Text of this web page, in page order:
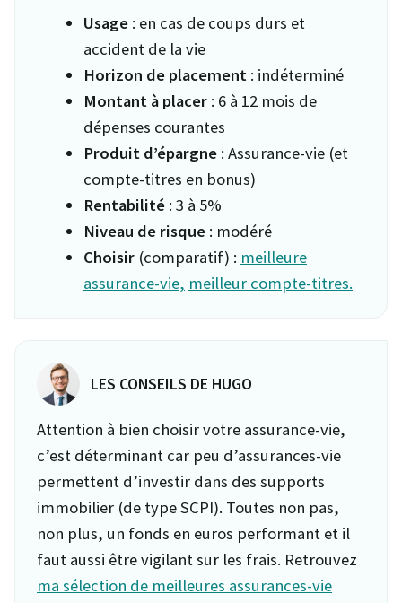
Usage : en cas de coups durs et
accident de la vie
Horizon de placement : indéterminé
Montant à placer : 6 à 12 mois de
dépenses courantes
Produit d’épargne : Assurance-vie (et
compte-titres en bonus)
Rentabilité : 3 à 5%
Niveau de risque : modéré
Choisir (comparatif) : meilleure
assurance-vie, meilleur compte-titres.
LES CONSEILS DE HUGO
Attention à bien choisir votre assurance-vie,
c’est déterminant car peu d’assurances-vie
permettent d’investir dans des supports
immobilier (de type SCPI). Toutes non pas,
non plus, un fonds en euros performant et il
faut aussi être vigilant sur les frais. Retrouvez
ma sélection de meilleures assurances-vie